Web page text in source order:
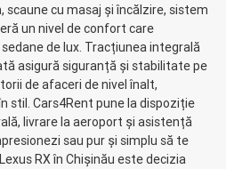
cu masaj și încălzire, sistem
un nivel de confort care
de lux. Tracțiunea integrală
asigură siguranță și stabilitate pe
de afaceri de nivel înalt,
stil. Cars4Rent pune la dispoziție
livrare la aeroport și asistență
sau pur și simplu să te
RX în Chișinău este decizia